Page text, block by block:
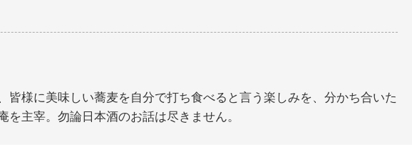
皆様に美味しい蕎麦を自分で打ち食べると言う楽しみを、分かち合いた
を主宰。勿論日本酒のお話は尽きません。